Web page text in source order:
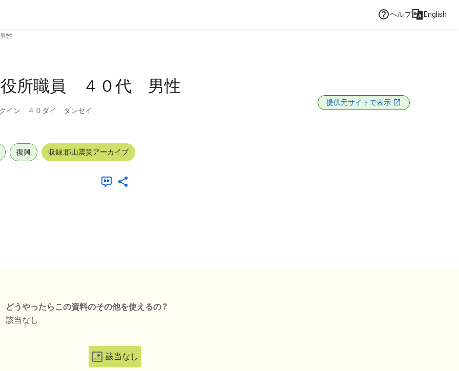
ヘルプ English
性
役所職員 ４０代 男性
クイン ４０ダイ ダンセイ
提供元サイトで表示
復興 収録:郡山震災アーカイブ
どうやったらこの資料のその他を使えるの？
該当なし
該当なし